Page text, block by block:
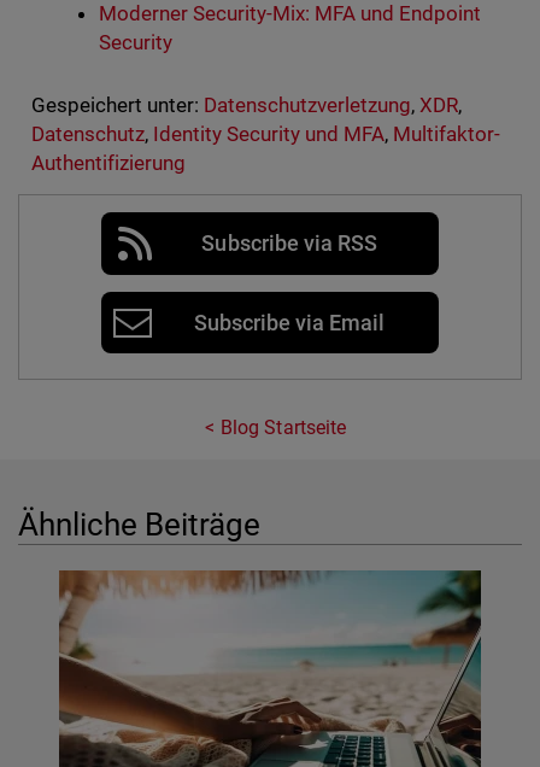
Moderner Security-Mix: MFA und Endpoint
Security
Gespeichert unter: Datenschutzverletzung,XDR,
Datenschutz, Identity Security und MFA, Multifaktor-
Authentifizierung
Subscribe via RSS
Subscribe via Email
Blog Startseite
Ähnliche Beiträge